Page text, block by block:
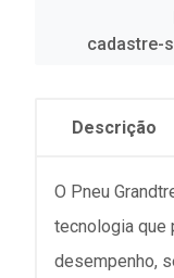
cadastre-
Descrição
O Pneu
tecnologia que
desempenho,